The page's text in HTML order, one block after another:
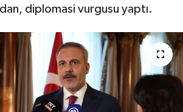
diplomasi vurgusu yaptı.